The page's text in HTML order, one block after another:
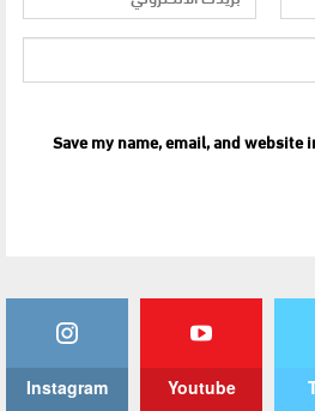
Save my name, email, and
Youtube
Instagram